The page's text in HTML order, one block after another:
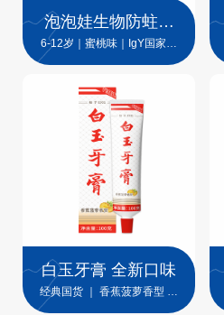
泡泡娃生物防蛀技
术儿童牙膏
6-12岁｜蜜桃味｜IgY国家专
白玉牙膏 全新口味
经典国货 ｜ 香蕉菠萝香型 ｜